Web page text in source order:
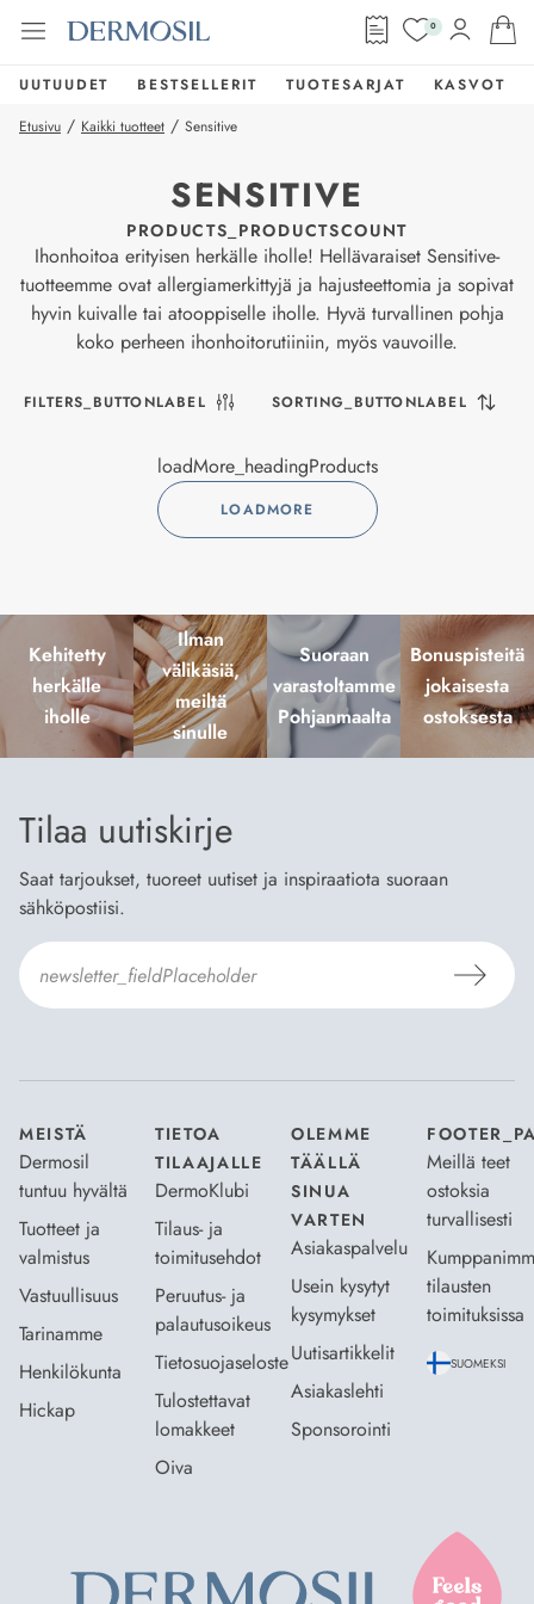
0
UUTUUDET BESTSELLERIT TUOTESARJAT
KASVOT
Etusivu / Kaikki tuotteet / Sensitive
SENSITIVE
PRODUCTS_PRODUCTSCOUNT
Ihonhoitoa erityisen herkälle iholle! Hellävaraiset Sensitive-
tuotteemme ovat allergiamerkittyjä ja hajusteettomia ja sopivat
hyvin kuivalle tai atooppiselle iholle. Hyvä turvallinen pohja
koko perheen ihonhoitorutiiniin, myös vauvoille.
FILTERS_BUTTONLABEL SORTING_BUTTONLABEL
loadMore_headingProducts
LOADMORE
Kehitetty
herkälle
iholle
Ilman
välikäsiä,
meiltä
sinulle
Suoraan
varastoltamme
Pohjanmaalta
Bonuspisteitä
jokaisesta
ostoksesta
Tilaa uutiskirje
Saat tarjoukset, tuoreet uutiset ja inspiraatiota suoraan
sähköpostiisi.
MEISTÄ
Dermosil
tuntuu hyvältä
Tuotteet ja
valmistus
Vastuullisuus
Tarinamme
Henkilökunta
Hickap
TIETOA
TILAAJALLE
DermoKlubi
Tilaus- ja
toimitusehdot
Peruutus- ja
palautusoikeus
Tietosuojaseloste
Tulostettavat
lomakkeet
Oiva
OLEMME
TÄÄLLÄ
SINUA
VARTEN
Asiakaspalvelu
Usein kysytyt
kysymykset
Uutisartikkelit
Asiakaslehti
Sponsorointi
Meillä teet
ostoksia
turvallisesti
tilausten
toimituksissa
SUOMEKSI